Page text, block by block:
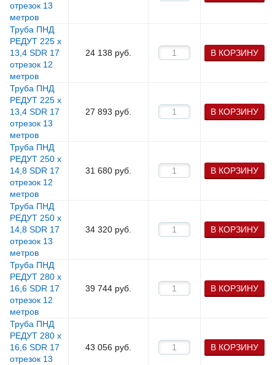
отрезок 13
метров
Труба ПНД
РЕДУТ 225 х
13,4 SDR 17
отрезок 12
метров
24 138 руб. В КОРЗИНУ
Труба ПНД
РЕДУТ 225 х
13,4 SDR 17
отрезок 13
метров
27 893 руб. В КОРЗИНУ
Труба ПНД
РЕДУТ 250 х
14,8 SDR 17
отрезок 12
метров
31 680 руб. В КОРЗИНУ
Труба ПНД
РЕДУТ 250 х
14,8 SDR 17
отрезок 13
метров
34 320 руб. В КОРЗИНУ
Труба ПНД
РЕДУТ 280 х
16,6 SDR 17
отрезок 12
метров
39 744 руб. В КОРЗИНУ
Труба ПНД
РЕДУТ 280 х
16,6 SDR 17
отрезок 13
43 056 руб. В КОРЗИНУ